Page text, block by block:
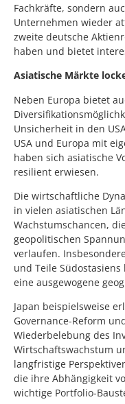
Fachkräfte, sondern
Unternehmen wieder
zweite deutsche
haben und bietet
Asiatische Märkte
Neben Europa bietet
Unsicherheit in den
USA und Europa mit
haben sich asiatische
resilient erwiesen.
Die wirtschaftliche
in vielen asiatischen
Wachstumschancen,
geopolitischen
verlaufen.
und Teile
eine ausgewogene
Japan beispielsweise
Governance-Reform
Wiederbelebung des
Wirtschaftswachstum
langfristige
die ihre Abhängigkeit
wichtige Portfolio-